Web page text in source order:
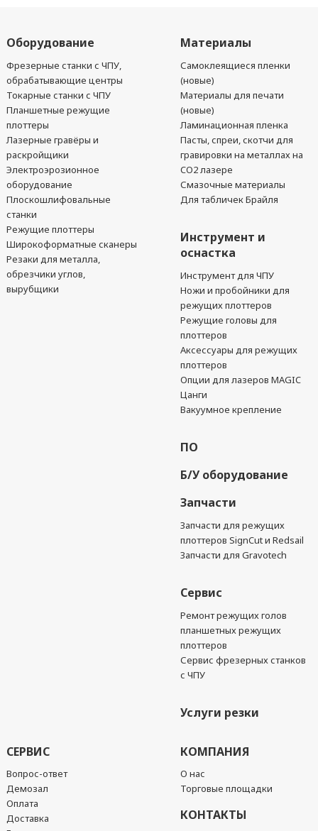
Оборудование
Фрезерные станки с ЧПУ,
обрабатывающие центры
Токарные станки с ЧПУ
Планшетные режущие
плоттеры
Лазерные гравёры и
раскройщики
Электроэрозионное
оборудование
Плоскошлифовальные
станки
Режущие плоттеры
Широкоформатные сканеры
Резаки для металла,
обрезчики углов,
вырубщики
Материалы
Самоклеящиеся пленки
(новые)
Материалы для печати
(новые)
Ламинационная пленка
Пасты, спреи, скотчи для
гравировки на металлах на
CO2 лазере
Смазочные материалы
Для табличек Брайля
Инструмент и
оснастка
Инструмент для ЧПУ
Ножи и пробойники для
режущих плоттеров
Режущие головы для
плоттеров
Аксессуары для режущих
плоттеров
Опции для лазеров MAGIC
Цанги
Вакуумное крепление
ПО
Б/У оборудование
Запчасти
Запчасти для режущих
плоттеров SignCut и Redsail
Запчасти для Gravotech
Сервис
Ремонт режущих голов
планшетных режущих
плоттеров
Сервис фрезерных станков
с ЧПУ
Услуги резки
СЕРВИС
Вопрос-ответ
Демозал
Оплата
Доставка
КОМПАНИЯ
О нас
Торговые площадки
КОНТАКТЫ